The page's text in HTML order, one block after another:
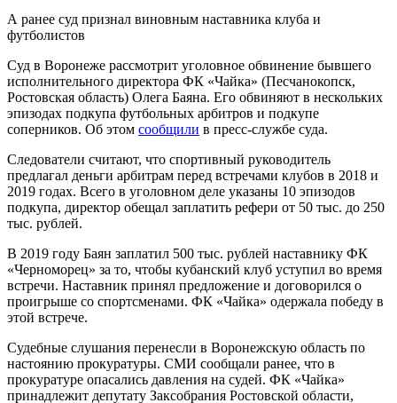
А ранее суд признал виновным наставника клуба и
футболистов
Суд в Воронеже рассмотрит уголовное обвинение бывшего
исполнительного директора ФК «Чайка» (Песчанокопск,
Ростовская область) Олега Баяна. Его обвиняют в нескольких
эпизодах подкупа футбольных арбитров и подкупе
соперников. Об этом сообщили в пресс-службе суда.
Следователи считают, что спортивный руководитель
предлагал деньги арбитрам перед встречами клубов в 2018 и
2019 годах. Всего в уголовном деле указаны 10 эпизодов
подкупа, директор обещал заплатить рефери от 50 тыс. до 250
тыс. рублей.
В 2019 году Баян заплатил 500 тыс. рублей наставнику ФК
«Черноморец» за то, чтобы кубанский клуб уступил во время
встречи. Наставник принял предложение и договорился о
проигрыше со спортсменами. ФК «Чайка» одержала победу в
этой встрече.
Судебные слушания перенесли в Воронежскую область по
настоянию прокуратуры. СМИ сообщали ранее, что в
прокуратуре опасались давления на судей. ФК «Чайка»
принадлежит депутату Заксобрания Ростовской области,